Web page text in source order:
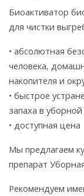
ФОТООТЧЕТЫ
Биоактиватор
для чистки
• абсолютная
человека,
накопителя и
• быстрое
запаха в
• доступная цена
Мы предлагаем
препарат
Рекомендуем